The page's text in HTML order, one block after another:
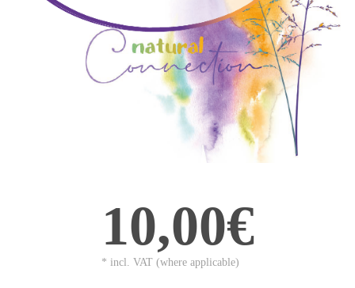
10,00€
* incl. VAT (where applicable)